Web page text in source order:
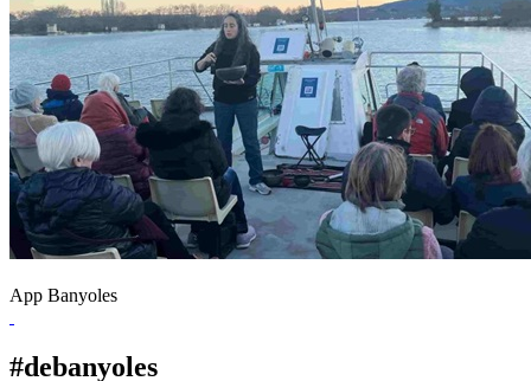
App Banyoles
#debanyoles